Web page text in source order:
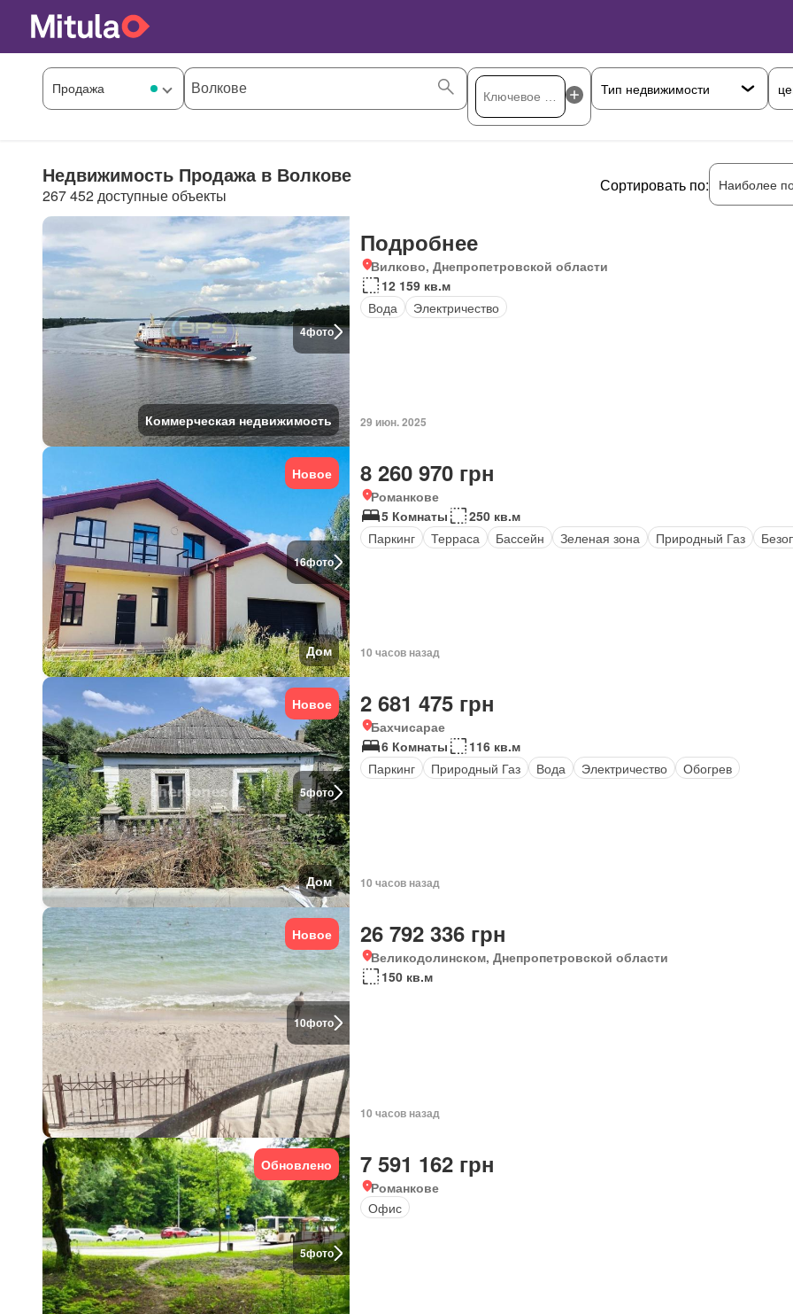
Недвижимость Продажа в Волкове
267 452 доступные объекты
Сортировать по: Наиболее
4фото
Коммерческая недвижимость
Подробнее
Вилково, Днепропетровской области
12 159 кв.м
Вода
Электричество
29 июн. 2025
16фото
Новое
Дом
8 260 970 грн
Романкове
5 Комнаты
250 кв.м
Паркинг
Терраса Бассейн Зеленая зона Природный Газ
10 часов назад
5фото
Новое
Дом
2 681 475 грн
Бахчисарае
6 Комнаты
116 кв.м
Паркинг
Природный Газ Вода Электричество Обогрев
10 часов назад
10фото
Новое 26 792 336 грн
Великодолинском, Днепропетровской области
150 кв.м
10 часов назад
5фото
Обновлено 7 591 162 грн
Романкове
Офис